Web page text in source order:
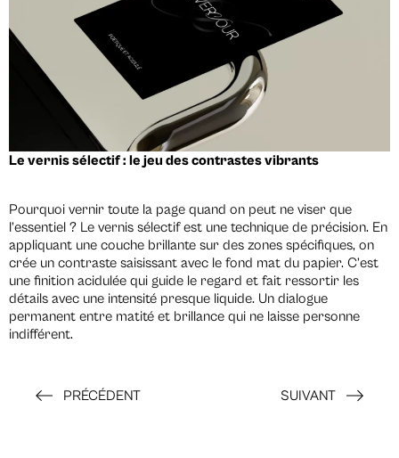
Le vernis sélectif : le jeu des contrastes vibrants
Pourquoi vernir toute la page quand on peut ne viser que
l’essentiel ? Le vernis sélectif est une technique de précision. En
appliquant une couche brillante sur des zones spécifiques, on
crée un contraste saisissant avec le fond mat du papier. C’est
une finition acidulée qui guide le regard et fait ressortir les
détails avec une intensité presque liquide. Un dialogue
permanent entre matité et brillance qui ne laisse personne
indifférent.
PRÉCÉDENT SUIVANT